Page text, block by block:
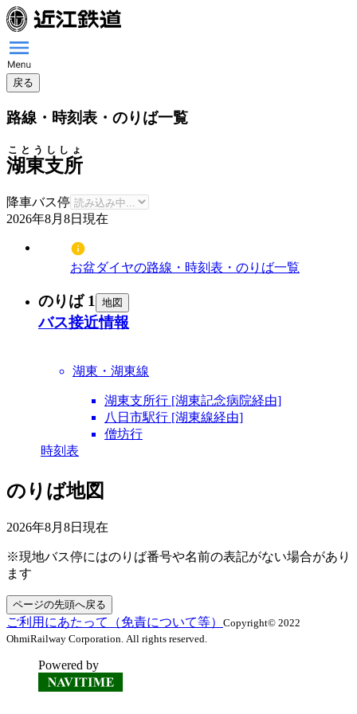
戻る
路線・時刻表・のりば一覧
湖東支所
ことうししょ
降車バス停
2026年8月8日 現在
お盆ダイヤの路線・時刻表・のりば一覧
のりば 1 地図
バス接近情報
湖東・湖東線
湖東支所行 [湖東記念病院経由]
八日市駅行 [湖東線経由]
僧坊行
時刻表
のりば地図
2026年8月8日 現在
※現地バス停にはのりば番号や名前の表記がない場合があり
ます
ページの先頭へ戻る
ご利用にあたって（免責について等） Copyright© 2022
OhmiRailway Corporation. All rights reserved.
Powered by